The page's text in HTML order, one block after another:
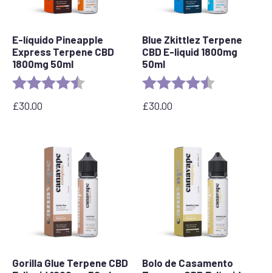
E-líquido Pineapple
Express Terpene CBD
1800mg 50ml
Rating: 4.8 out of 5 stars
£30.00
Blue Zkittlez Terpene
CBD E-liquid 1800mg
50ml
Rating:
£30.00
Gorilla Glue Terpene CBD
Bolo de Casamento